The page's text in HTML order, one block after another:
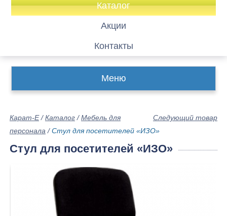
Каталог
Акции
Контакты
Меню
Следующий товар
Карат-Е/Каталог /Мебель для
персонала /Стул для посетителей «ИЗО»
Стул для посетителей «ИЗО»